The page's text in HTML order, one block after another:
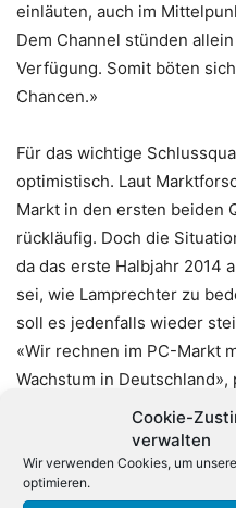
Cookie-
verwalten
Wir verwenden Cookies, um
optimieren.
einläuten, auch im
Dem Channel stünden
Verfügung. Somit böten
Chancen.»
Für das wichtige
optimistisch. Laut
Markt in den ersten beiden
rückläufig. Doch die
da das erste Halbjahr 2014
sei, wie Lamprechter zu
soll es jedenfalls wieder
«Wir rechnen im PC-Markt
Wachstum in
Erste Notebooks mit den
im Handel. Im
Prozessoren schon einen
Prozent am Device-